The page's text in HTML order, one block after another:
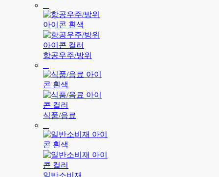
항공우주/방위
식품/음료
일반소비재